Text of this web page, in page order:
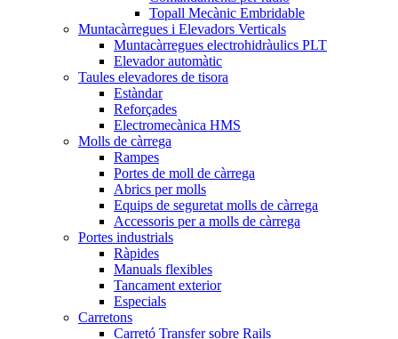
Topall Mecànic Embridable
Muntacàrregues i Elevadors Verticals
Muntacàrregues electrohidràulics PLT
Elevador automàtic
Taules elevadores de tisora
Estàndar
Reforçades
Electromecànica HMS
Molls de càrrega
Rampes
Portes de moll de càrrega
Abrics per molls
Equips de seguretat molls de càrrega
Accessoris per a molls de càrrega
Portes industrials
Ràpides
Manuals flexibles
Tancament exterior
Especials
Carretons
Carretó Transfer sobre Rails